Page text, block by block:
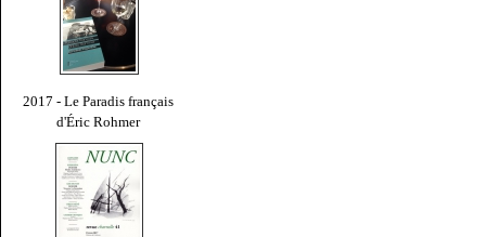
2017 - Le Paradis français
d'Éric Rohmer